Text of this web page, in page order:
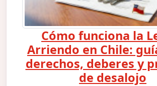
Cómo funciona la
Arriendo en Chile:
derechos, deberes y
de desalojo